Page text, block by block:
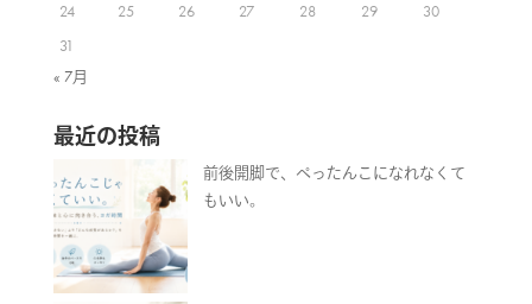
24
25 26 27 28 29
30
31
« 7月
最近の投稿
前後開脚で、ぺったんこになれなくて
もいい。